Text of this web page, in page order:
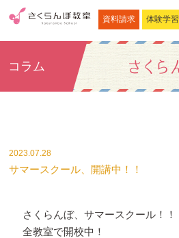
資料請求 体験学習
コラム
2023.07.28
サマースクール、開講中！！
さくらんぼ、サマースクール！！
全教室で開校中！